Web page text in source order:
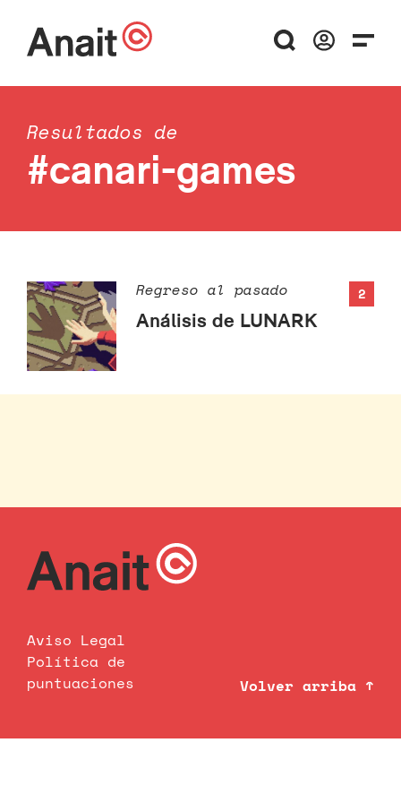
Resultados de
#canari-games
2
Regreso al pasado
Análisis de LUNARK
Aviso Legal
Política de
puntuaciones
Volver arriba ↑